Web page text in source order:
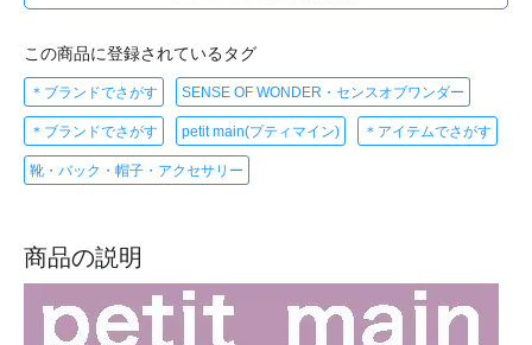
この商品に登録されているタグ
＊ブランドでさがす SENSE OF WONDER・センスオブワンダー
＊ブランドでさがす petit main(プティマイン) ＊アイテムでさがす
靴・バック・帽子・アクセサリー
商品の説明